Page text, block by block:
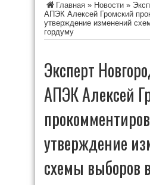
Главная » Новости »
АПЭК Алексей Громский
утверждение изменений
гордуму
Эксперт
АПЭК Алексей
утверждение
схемы выборов